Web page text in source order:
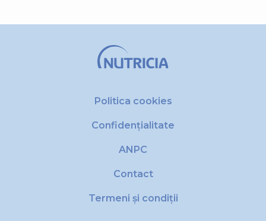
Politica cookies
Confidențialitate
ANPC
Contact
Termeni și condiții